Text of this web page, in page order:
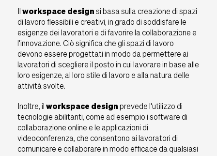
Il workspace design si basa sulla creazione di spazi
di lavoro flessibili e creativi, in grado di soddisfare le
esigenze dei lavoratori e di favorire la collaborazione e
l'innovazione. Ciò significa che gli spazi di lavoro
devono essere progettati in modo da permettere ai
lavoratori di scegliere il posto in cui lavorare in base alle
loro esigenze, al loro stile di lavoro e alla natura delle
attività svolte.
Inoltre, il workspace design prevede l'utilizzo di
tecnologie abilitanti, come ad esempio i software di
collaborazione online e le applicazioni di
videoconferenza, che consentono ai lavoratori di
comunicare e collaborare in modo efficace da qualsiasi